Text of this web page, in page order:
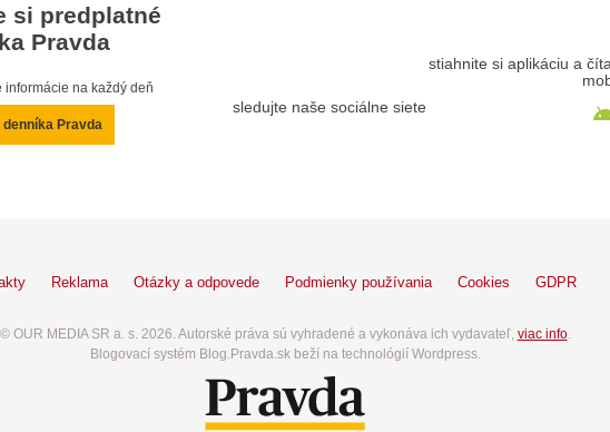
si predplatné
Pravda
informácie na každý deň
denníka Pravda
sledujte naše sociálne siete
stiahnite si aplikáciu a
Reklama Otázky a odpovede Podmienky používania Cookies GDPR
© OUR MEDIA SR a. s. 2026. Autorské práva sú vyhradené a vykonáva ich vydavateľ, viac info.
Blogovací systém Blog.Pravda.sk beží na technológií Wordpress.